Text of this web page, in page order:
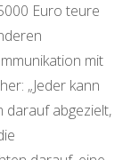
Euro teure
mit
„Jeder kann
darauf abgezielt,